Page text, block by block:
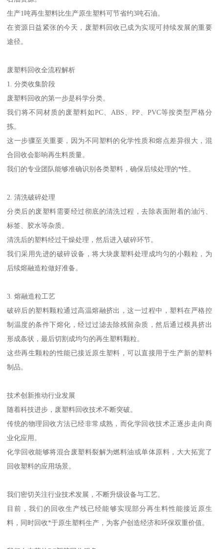
生产1吨再生塑料比生产原生塑料可节省约3吨石油。
在资源日益紧张的今天，废塑料回收已成为实现可持续发展的重要
途径。
废塑料回收全流程解析
1. 分类收集阶段
废塑料回收的第一步是科学分类。
我们将不同材质的废塑料如PC、ABS、PP、PVC等按类型严格分
拣。
这一步骤至关重要，因为不同塑料的化学性质和熔点差异很大，混
合回收会影响再生料质量。
我们的专业团队能够准确识别各类塑料，确保后续处理的*性。
2. 清洗破碎处理
分类后的废塑料需要经过彻底的清洗过程，去除表面附着的油污、
标签、胶水等杂质。
清洗后的塑料经过干燥处理，然后进入破碎环节。
我们采用先进的破碎设备，将大块废塑料处理成均匀的小颗粒，为
后续熔融造粒做好准备。
3. 熔融造粒工艺
破碎后的塑料颗粒通过高温熔融挤出，这一过程中，塑料在严格控
制温度的条件下熔化，经过过滤去除残留杂质，然后通过模具挤出
形成条状，最后切割成均匀的再生塑料颗粒。
这些再生颗粒的性能已接近原生塑料，可以直接用于生产新的塑料
制品。
技术创新推动行业发展
随着科技进步，废塑料回收技术不断突破。
传统的物理回收方法已经非常成熟，而化学回收技术正逐步走向商
业化应用。
化学回收能够将混合废塑料裂解为燃料油或单体原料，大大拓宽了
回收塑料的应用场景。
我们密切关注行业技术发展，不断升级设备与工艺。
目前，我们的回收生产线已经能够实现部分再生料性能接近原生
料，同时回收*于原生塑料生产，为客户创造经济和环保双重价值。